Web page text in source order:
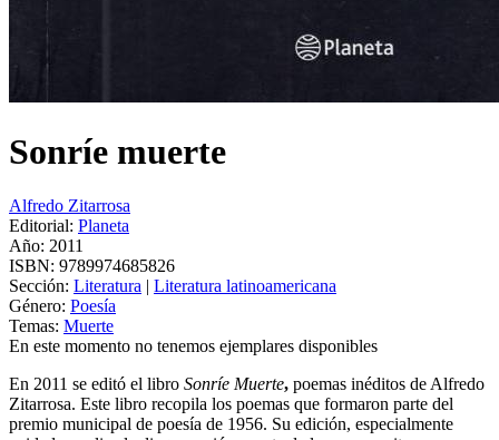
Sonríe muerte
Alfredo Zitarrosa
Editorial: Planeta
Año: 2011
ISBN: 9789974685826
Sección: Literatura | Literatura latinoamericana
Género: Poesía
Temas: Muerte
En este momento no tenemos ejemplares disponibles
En 2011 se editó el libro Sonríe Muerte, poemas inéditos de Alfredo
Zitarrosa. Este libro recopila los poemas que formaron parte del
premio municipal de poesía de 1956. Su edición, especialmente